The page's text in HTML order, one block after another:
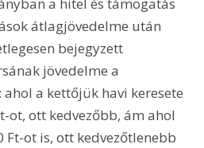
átlagjövedelme után
bejegyzett
jövedelme a
a kettőjük havi keresete
ot, ott kedvezőbb, ám ahol
Ft-ot is, ott kedvezőtlenebb